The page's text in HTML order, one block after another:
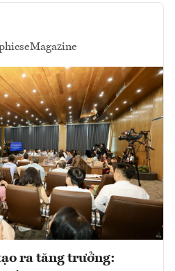
eMagazine
ra tăng trưởng: